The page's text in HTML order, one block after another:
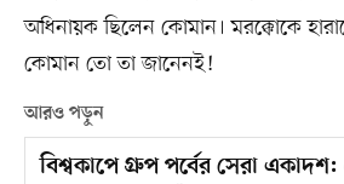
অধিনায়ক ছিলেন কোমান। মরক্কোকে
কোমান তো তা জানেনই!
আরও পড়ুন
বিশ্বকাপে গ্রুপ পর্বের সেরা একাদশ: